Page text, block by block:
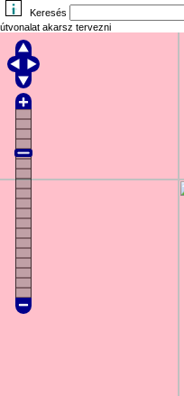
Keresés
útvonalat akarsz tervezni